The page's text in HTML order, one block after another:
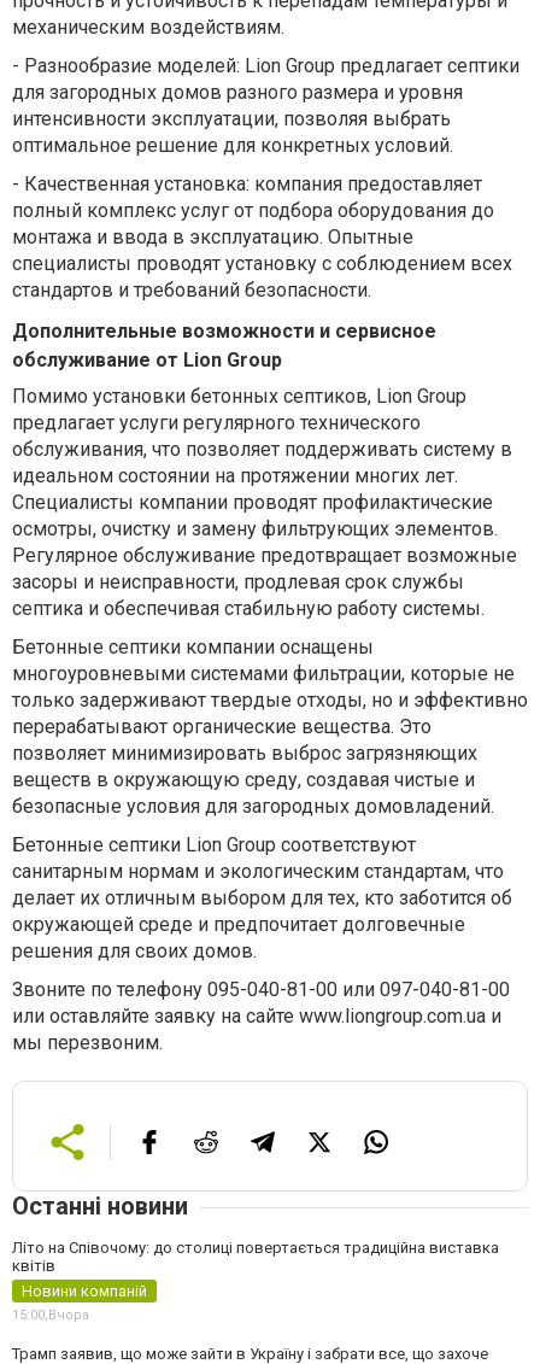
механическим воздействиям.
- Разнообразие моделей: Lion Group предлагает септики
для загородных домов разного размера и уровня
интенсивности эксплуатации, позволяя выбрать
оптимальное решение для конкретных условий.
- Качественная установка: компания предоставляет
полный комплекс услуг от подбора оборудования до
монтажа и ввода в эксплуатацию. Опытные
специалисты проводят установку с соблюдением всех
стандартов и требований безопасности.
Дополнительные возможности и сервисное
обслуживание от Lion Group
Помимо установки бетонных септиков, Lion Group
предлагает услуги регулярного технического
обслуживания, что позволяет поддерживать систему в
идеальном состоянии на протяжении многих лет.
Специалисты компании проводят профилактические
осмотры, очистку и замену фильтрующих элементов.
Регулярное обслуживание предотвращает возможные
засоры и неисправности, продлевая срок службы
септика и обеспечивая стабильную работу системы.
Бетонные септики компании оснащены
многоуровневыми системами фильтрации, которые не
только задерживают твердые отходы, но и эффективно
перерабатывают органические вещества. Это
позволяет минимизировать выброс загрязняющих
веществ в окружающую среду, создавая чистые и
безопасные условия для загородных домовладений.
Бетонные септики Lion Group соответствуют
санитарным нормам и экологическим стандартам, что
делает их отличным выбором для тех, кто заботится об
окружающей среде и предпочитает долговечные
решения для своих домов.
Звоните по телефону 095-040-81-00 или 097-040-81-00
или оставляйте заявку на сайте www.liongroup.com.ua и
мы перезвоним.
Останні новини
Літо на Співочому: до столиці повертається традиційна виставка
квітів
Новини компаній
15:00,Вчора
Трамп заявив, що може зайти в Україну і забрати все, що захоче